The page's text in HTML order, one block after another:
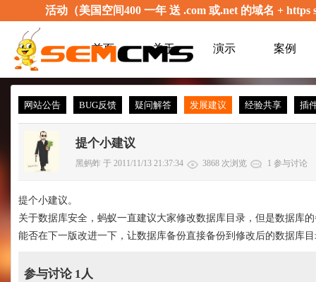
活动（美国空间400 一年 送 .com 或.net 的域名 +
首页 关于 演示 案例
网站公告 BUG反馈 疑问解答 发展建议 经验共享 插
提个小建议
黑蚂蚱 于 2011/11/13 21:37:34 3868 次浏览 1 参与讨论
提个小建议。
关于数据库安全，蚂蚁一直建议大家修改数据库目录，但是数据库
能否在下一版改进一下，让数据库备份直接备份到修改后的数据库
参与讨论 1人